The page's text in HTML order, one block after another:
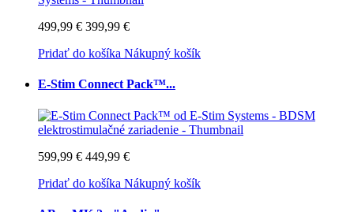
499,99 € 399,99 €
Pridať do košíka Nákupný košík
E-Stim Connect Pack™...
599,99 € 449,99 €
Pridať do košíka Nákupný košík